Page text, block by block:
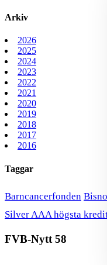
Arkiv
2026
2025
2024
2023
2022
2021
2020
2019
2018
2017
2016
Taggar
Barncancerfonden
Silver AAA högsta
FVB-Nytt 58